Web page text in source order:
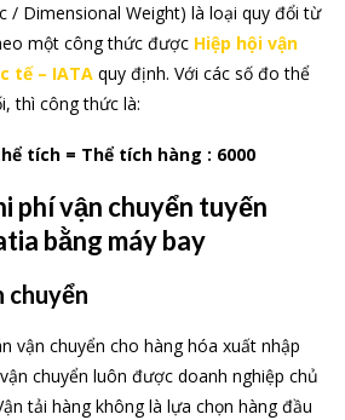
/ Dimensional Weight) là loại quy đổi từ
một công thức được Hiệp hội vận
tế – IATA quy định. Với các số đo thể
thì công thức là:
tích = Thể tích hàng : 6000
phí vận chuyển tuyến
bằng máy bay
chuyển
vận chuyển cho hàng hóa xuất nhập
chuyển luôn được doanh nghiệp chủ
tải hàng không là lựa chọn hàng đầu